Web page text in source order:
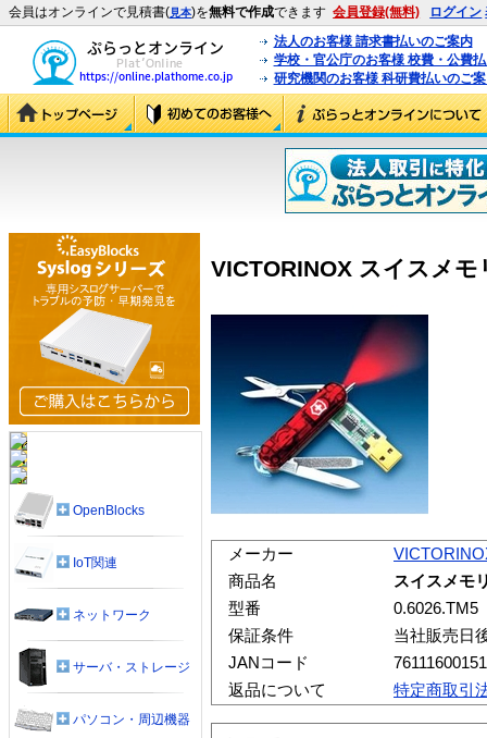
会員はオンラインで見積書(見本)を無料で作成できます 会員登録(無料) ログイン
法人のお客様 請求書払いのご案内
学校・官公庁のお客様 校費・公費
研究機関のお客様 科研費払いのご
VICTORINOX スイスメ
メーカー
商品名
スイスメモ
型番
0.6026.TM5
保証条件
当社販売日
JANコード
返品について
特定商取引
OpenBlocks
IoT関連
ネットワーク
サーバ・ストレージ
パソコン・周辺機器